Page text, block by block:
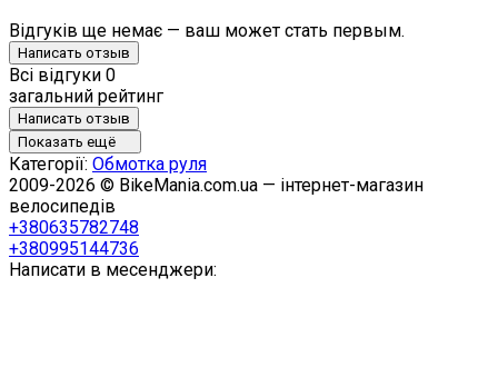
Відгуків ще немає — ваш может стать первым.
Написать отзыв
Всі відгуки 0
загальний рейтинг
Написать отзыв
Показать ещё
Категорії: Обмотка руля
2009-2026 © BikeMania.com.ua — інтернет-магазин
велосипедів
+380635782748
+380995144736
Написати в месенджери: